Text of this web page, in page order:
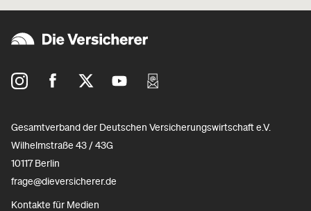
Gesamtverband der Deutschen Versicherungswirtschaft e.V.
Wilhelmstraße 43 / 43G
10117 Berlin
frage@dieversicherer.de
Kontakte für Medien